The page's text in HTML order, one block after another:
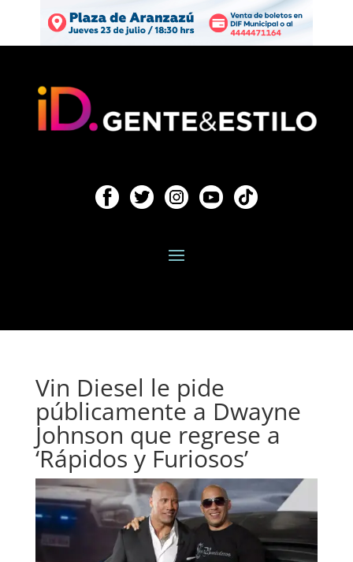
Vin Diesel le pide
públicamente a Dwayne
Johnson que regrese a
‘Rápidos y Furiosos’